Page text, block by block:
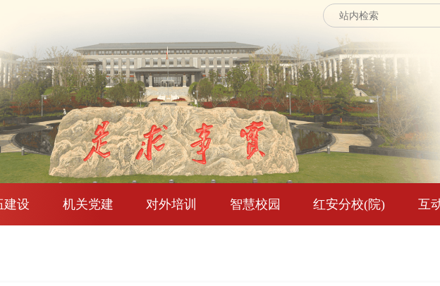
建设 机关党建 对外培训 智慧校园 红安分校(院) 互